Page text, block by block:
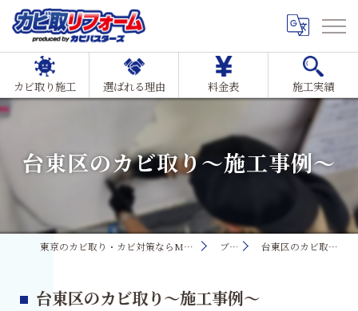
カビ取り施工 選ばれる理由 料金表 施工実績
台東区のカビ取り～施工事例～
東京のカビ取り・カビ対策ならMIST工法®カビ取リフォーム ブログ 台東区のカビ取り～施工事例～
台東区のカビ取り～施工事例～